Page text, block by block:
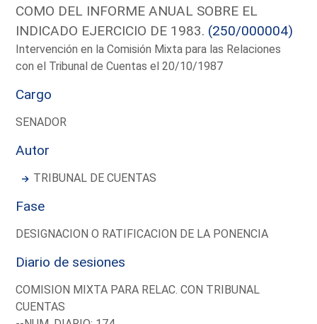
COMO DEL INFORME ANUAL SOBRE EL
INDICADO EJERCICIO DE 1983. (250/000004)
Intervención en la Comisión Mixta para las Relaciones
con el Tribunal de Cuentas el 20/10/1987
Cargo
SENADOR
Autor
TRIBUNAL DE CUENTAS
Fase
DESIGNACION O RATIFICACION DE LA PONENCIA
Diario de sesiones
COMISION MIXTA PARA RELAC. CON TRIBUNAL
CUENTAS